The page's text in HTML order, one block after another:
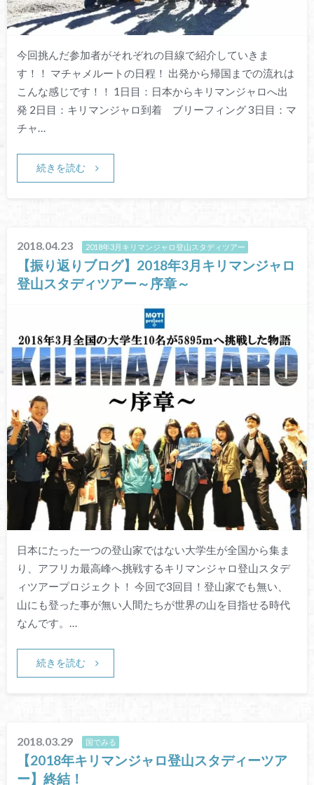
今回挑んだ参加者がそれぞれの目線で紹介していきま
す！！ マチャメルートの日程！ 出発から帰国までの流れは
こんな感じです！！ 1日目：日本からキリマンジャロへ出
発 2日目：キリマンジャロ到着 ブリーフィング 3日目：マ
チャ…
続きを読む
2018.04.23 2018年3月キリマンジャロ登山スタディツアー
【振り返りブログ】2018年3月キリマンジャロ
登山スタディツアー～序章～
日本にたった一つの登山家ではない大学生が全国から集ま
り、アフリカ最高峰へ挑戦するキリマンジャロ登山スタデ
ィツアープロジェクト！ 今回で3回目！登山家でも無い、
山にも登った事が無い人間たちが世界の山を目指せる時代
なんです。…
続きを読む
2018.03.29 国でみる
【2018年キリマンジャロ登山スタディーツア
ー】終結！